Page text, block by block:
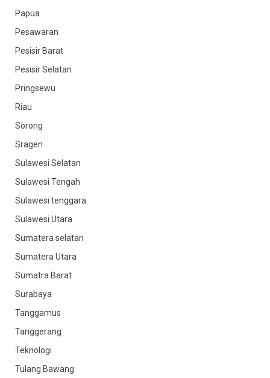
Papua
Pesawaran
Pesisir Barat
Pesisir Selatan
Pringsewu
Riau
Sorong
Sragen
Sulawesi Selatan
Sulawesi Tengah
Sulawesi tenggara
Sulawesi Utara
Sumatera selatan
Sumatera Utara
Sumatra Barat
Surabaya
Tanggamus
Tanggerang
Teknologi
Tulang Bawang